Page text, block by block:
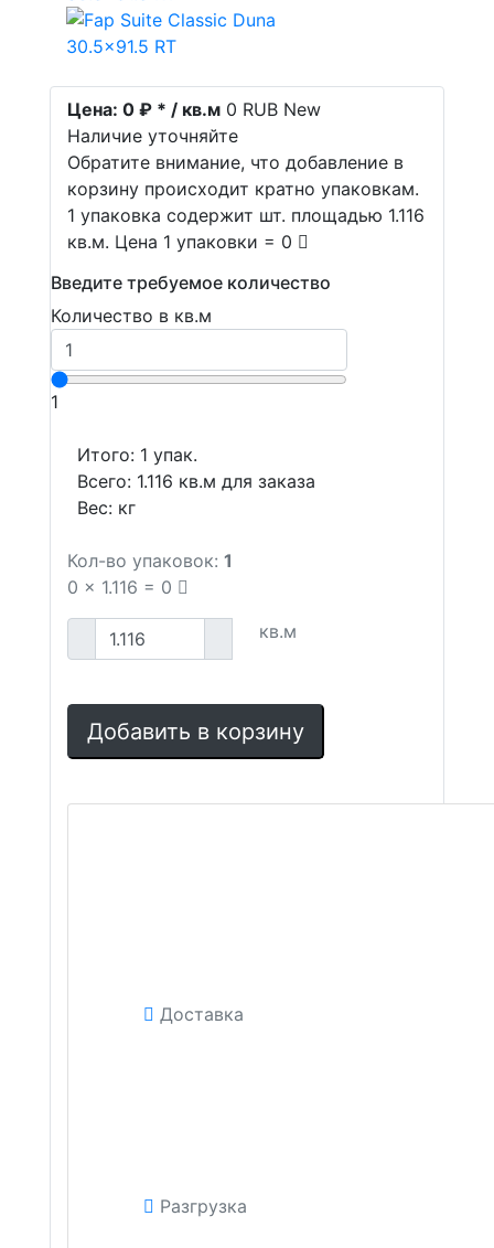
Цена: 0 ₽ * / кв.м 0 RUB New
Наличие уточняйте
Обратите внимание, что добавление в
корзину происходит кратно упаковкам.
1 упаковка содержит шт. площадью 1.116
кв.м. Цена 1 упаковки = 0
Введите требуемое количество
Количество в кв.м
1
Итого: 1 упак.
Всего: 1.116 кв.м для заказа
Вес: кг
Кол-во упаковок: 1
0 x 1.116 = 0
кв.м
Добавить в корзину
Доставка
Разгрузка